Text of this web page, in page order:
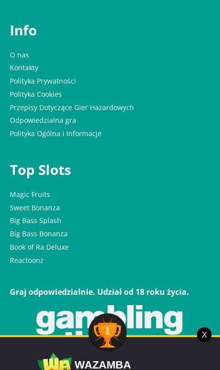
Info
O nas
Kontakty
Polityka Prywatności
Polityka Cookies
Przepisy Dotyczące Gier Hazardowych
Odpowiedzialna gra
Polityka Ogólna i Informacje
Top Slots
Magic Fruits
Sweet Bonanza
Big Bass Splash
Big Bass Bonanza
Book of Ra Deluxe
Reactoonz
Graj odpowiedzialnie. Udział od 18 roku życia.
X
WAZAMBA